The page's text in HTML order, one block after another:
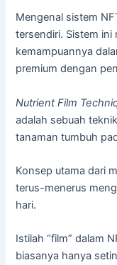
Mengenal sistem
tersendiri. Sistem ini
kemampuannya
premium dengan
Nutrient Film
adalah sebuah
tanaman tumbuh
Konsep utama dari
terus-menerus
hari.
Istilah “film” dalam
biasanya hanya